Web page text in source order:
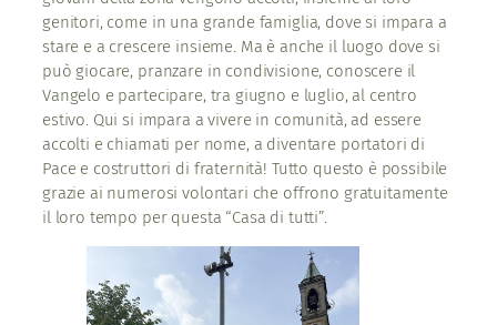
genitori, come in una grande famiglia, dove si impara a
stare e a crescere insieme. Ma è anche il luogo dove si
può giocare, pranzare in condivisione, conoscere il
Vangelo e partecipare, tra giugno e luglio, al centro
estivo. Qui si impara a vivere in comunità, ad essere
accolti e chiamati per nome, a diventare portatori di
Pace e costruttori di fraternità! Tutto questo è possibile
grazie ai numerosi volontari che offrono gratuitamente
il loro tempo per questa “Casa di tutti”.